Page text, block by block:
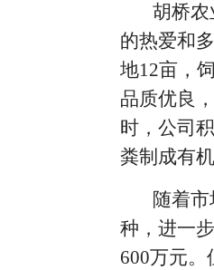
胡桥
的热爱和
地12亩，
品质优良
时，公司
粪制成有
随着
种，进一
600万元